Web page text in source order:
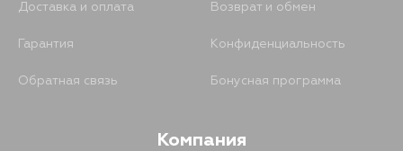
Доставка и оплата Возврат и обмен
Гарантия Конфиденциальность
Обратная связь Бонусная программа
Компания